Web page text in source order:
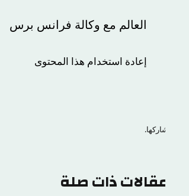
العالم مع وكالة فرانس برس
إعادة استخدام هذا المحتوى
ذات صلة